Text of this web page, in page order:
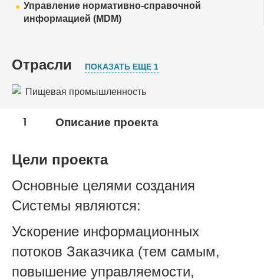
Управление нормативно-справочной
информацией (MDM)
Отрасли ПОКАЗАТЬ ЕЩЕ 1
Пищевая промышленность
Сельское хозяйство
1 Описание проекта
Цели проекта
Основные целями создания
Системы являются:
Ускорение информационных
потоков Заказчика (тем самым,
повышение управляемости,